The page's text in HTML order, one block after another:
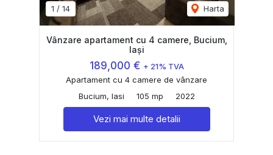
1 / 14 Harta
Vânzare apartament cu 4 camere, Bucium,
Iași
189,000 € + 21% TVA
Apartament cu 4 camere de vânzare
Bucium, Iasi
105 mp 2022
Vezi mai multe detalii